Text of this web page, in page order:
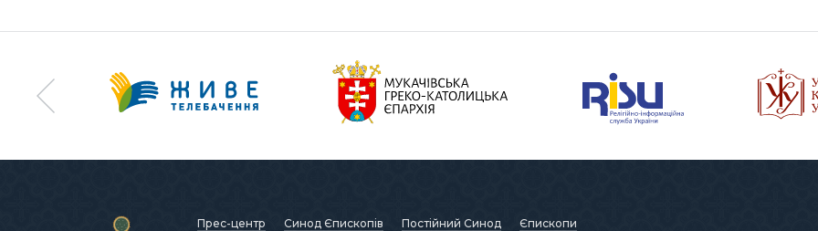
Прес-центр Синод Єпископів Постійний Синод Єпископи